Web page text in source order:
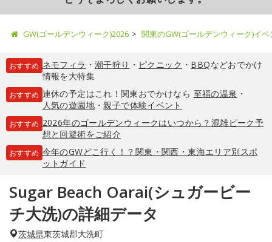
GW(ゴールデンウィーク)2026 関東のGW(ゴールデンウィーク)イ
おすすめ ネモフィラ ・ 潮干狩り ・ ピクニック ・ BBQなどおでかけ
情報を大特集
おすすめ 連休の予定はこれ！関東おでかけなら 至福の温泉 ・
人気の遊園地・親子で体験イベント
おすすめ 2026年のゴールデンウィークはいつから？混雑ピーク予
想と回避術をご紹介
おすすめ 今年のGWどこ行く！？関東・関西・東海エリア別スポ
ットガイド
Sugar Beach Oarai(シュガービー
チ大洗)の詳細データ
茨城県東茨城郡大洗町